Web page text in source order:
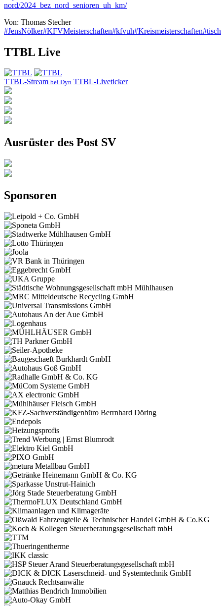
nord/2024_bez_nord_senioren_uh_km/
Von: Thomas Stecher
#JensNölker#KFVMeisterschaften#kfvuh#Kreismeisterschaften
TTBL Live
TTBL-Stream bei Dyn TTBL-Liveticker
Ausrüster des Post SV
Sponsoren